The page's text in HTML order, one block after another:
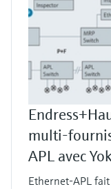
multi-
APL avec
Ethernet-APL fait